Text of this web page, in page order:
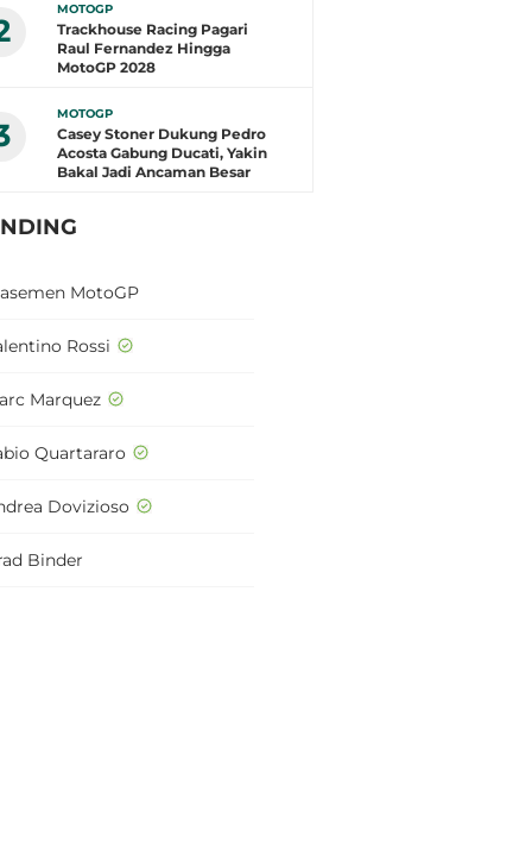
MOTOGP
Trackhouse Racing Pagari
Raul Fernandez Hingga
MotoGP 2028
MOTOGP
Casey Stoner Dukung Pedro
Acosta Gabung Ducati, Yakin
Bakal Jadi Ancaman Besar
MotoGP
Rossi
Marquez
Quartararo
Dovizioso
Binder